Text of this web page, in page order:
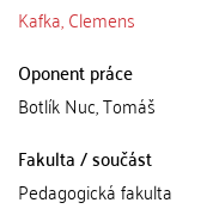
Kafka, Clemens
Oponent práce
Botlík Nuc, Tomáš
Fakulta / součást
Pedagogická fakulta